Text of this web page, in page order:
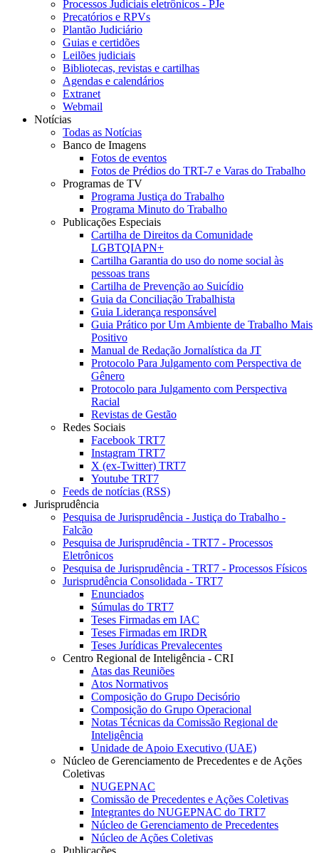
Processos Judiciais eletrônicos - PJe
Precatórios e RPVs
Plantão Judiciário
Guias e certidões
Leilões judiciais
Bibliotecas, revistas e cartilhas
Agendas e calendários
Extranet
Webmail
Notícias
Todas as Notícias
Banco de Imagens
Fotos de eventos
Fotos de Prédios do TRT-7 e Varas do Trabalho
Programas de TV
Programa Justiça do Trabalho
Programa Minuto do Trabalho
Publicações Especiais
Cartilha de Direitos da Comunidade
LGBTQIAPN+
Cartilha Garantia do uso do nome social às
pessoas trans
Cartilha de Prevenção ao Suicídio
Guia da Conciliação Trabalhista
Guia Liderança responsável
Guia Prático por Um Ambiente de Trabalho Mais
Positivo
Manual de Redação Jornalística da JT
Protocolo Para Julgamento com Perspectiva de
Gênero
Protocolo para Julgamento com Perspectiva
Racial
Revistas de Gestão
Redes Sociais
Facebook TRT7
Instagram TRT7
X (ex-Twitter) TRT7
Youtube TRT7
Feeds de notícias (RSS)
Jurisprudência
Pesquisa de Jurisprudência - Justiça do Trabalho -
Falcão
Pesquisa de Jurisprudência - TRT7 - Processos
Eletrônicos
Pesquisa de Jurisprudência - TRT7 - Processos Físicos
Jurisprudência Consolidada - TRT7
Enunciados
Súmulas do TRT7
Teses Firmadas em IAC
Teses Firmadas em IRDR
Teses Jurídicas Prevalecentes
Centro Regional de Inteligência - CRI
Atas das Reuniões
Atos Normativos
Composição do Grupo Decisório
Composição do Grupo Operacional
Notas Técnicas da Comissão Regional de
Inteligência
Unidade de Apoio Executivo (UAE)
Núcleo de Gerenciamento de Precedentes e de Ações
Coletivas
NUGEPNAC
Comissão de Precedentes e Ações Coletivas
Integrantes do NUGEPNAC do TRT7
Núcleo de Gerenciamento de Precedentes
Núcleo de Ações Coletivas
Publicações